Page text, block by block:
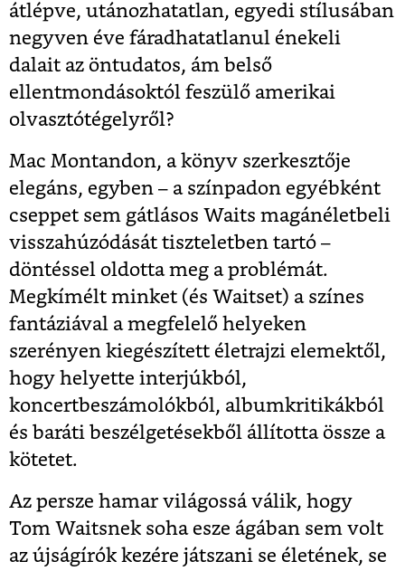
átlépve, utánozhatatlan, egyedi stílusában
negyven éve fáradhatatlanul énekeli
dalait az öntudatos, ám belső
ellentmondásoktól feszülő amerikai
olvasztótégelyről?
Mac Montandon, a könyv szerkesztője
elegáns, egyben – a színpadon egyébként
cseppet sem gátlásos Waits magánéletbeli
visszahúzódását tiszteletben tartó –
döntéssel oldotta meg a problémát.
Megkímélt minket (és Waitset) a színes
fantáziával a megfelelő helyeken
szerényen kiegészített életrajzi elemektől,
hogy helyette interjúkból,
koncertbeszámolókból, albumkritikákból
és baráti beszélgetésekből állította össze a
kötetet.
Az persze hamar világossá válik, hogy
Tom Waitsnek soha esze ágában sem volt
az újságírók kezére játszani se életének, se